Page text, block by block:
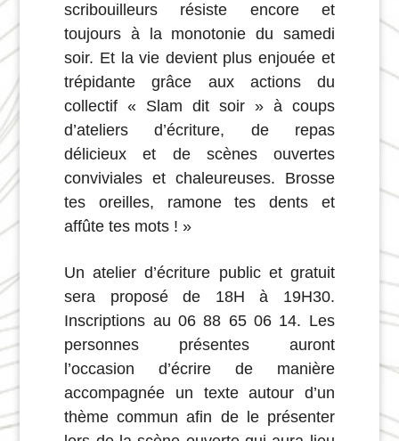
scribouilleurs résiste encore et
toujours à la monotonie du samedi
soir. Et la vie devient plus enjouée et
trépidante grâce aux actions du
collectif « Slam dit soir » à coups
d’ateliers d’écriture, de repas
délicieux et de scènes ouvertes
conviviales et chaleureuses. Brosse
tes oreilles, ramone tes dents et
affûte tes mots ! »
Un atelier d’écriture public et gratuit
sera proposé de 18H à 19H30.
Inscriptions au 06 88 65 06 14. Les
personnes présentes auront
l’occasion d’écrire de manière
accompagnée un texte autour d’un
thème commun afin de le présenter